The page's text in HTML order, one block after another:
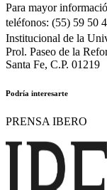
Para mayor
teléfonos: (55) 59 50
Institucional de la
Prol. Paseo de la
Santa Fe, C.P. 01219
Podría interesarte
PRENSA IBERO